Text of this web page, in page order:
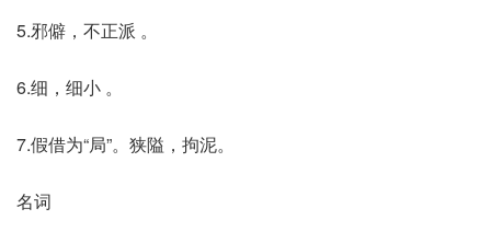
5.邪僻，不正派 。
6.细，细小 。
7.假借为“局”。狭隘，拘泥。
名词